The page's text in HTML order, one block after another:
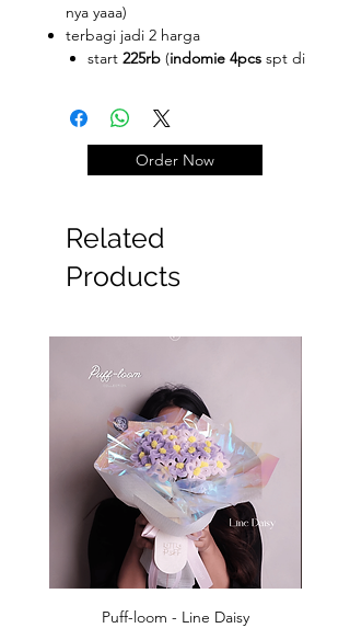
nya yaaa)
terbagi jadi 2 harga
start 225rb (indomie 4pcs spt di
tanpa pembungkus indomie
yaa)
kalauspt foto : 285rb(indomie
4pcs, kanan kiri nya
Order Now
Related
Products
Puff-loom - Line Daisy